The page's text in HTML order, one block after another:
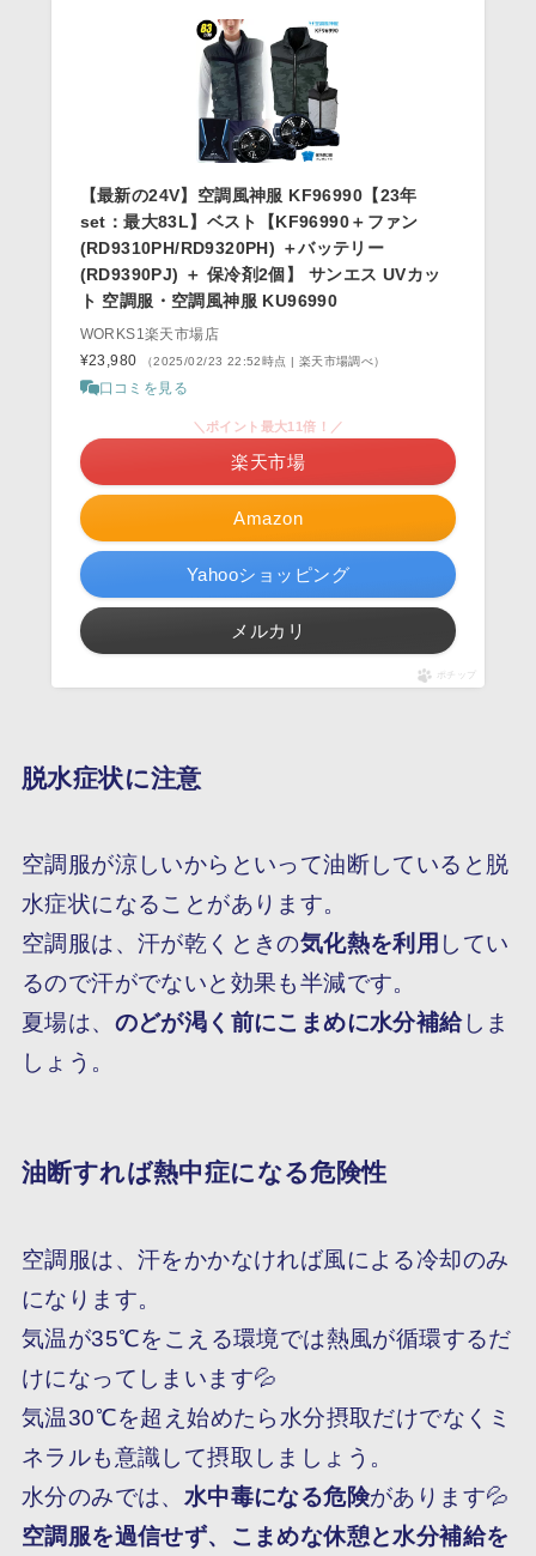
【最新の24V】空調風神服 KF96990【23年
set：最大83L】ベスト【KF96990＋ファン
(RD9310PH/RD9320PH) ＋バッテリー
(RD9390PJ) ＋ 保冷剤2個】 サンエス UVカッ
ト 空調服・空調風神服 KU96990
WORKS1楽天市場店
¥23,980
（2025/02/23 22:52時点 | 楽天市場調べ）
口コミを見る
Amazon
＼ポイント最大11倍！／
楽天市場
Yahooショッピング
メルカリ
ポチップ
脱水症状に注意
空調服が涼しいからといって油断していると脱
水症状になることがあります。
空調服は、汗が乾くときの気化熱を利用 してい
るので汗がでないと効果も半減です。
夏場は、 のどが渇く前にこまめに水分補給しま
しょう。
油断すれば熱中症になる危険性
空調服は、汗をかかなければ風による冷却のみ
になります。
気温が35℃をこえる環境では熱風が循環するだ
けになってしまいます💦
気温30℃を超え始めたら水分摂取だけでなく ミ
ネラルも意識して摂取しましょう。
水分のみでは、 水中毒になる危険があります💦
空調服を過信せず、こまめな休憩と水分補給を